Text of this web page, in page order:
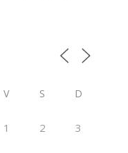
V S D
1 2 3